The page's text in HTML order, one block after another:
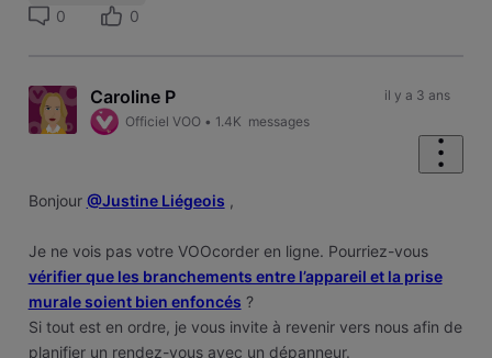
0 0
Caroline P
Officiel VOO • 1.4K messages
il y a 3 ans
Bonjour @Justine Liégeois ,
Je ne vois pas votre VOOcorder en ligne. Pourriez-vous
vérifier que les branchements entre l’appareil et la prise
murale soient bien enfoncés ?
Si tout est en ordre, je vous invite à revenir vers nous afin de
planifier un rendez-vous avec un dépanneur.